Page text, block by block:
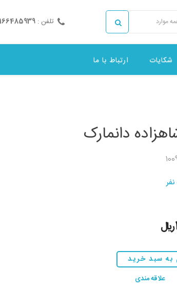
موارد تلفن :
شکایات ارتباط با ما
دانمارک
به سبد خرید
علاقه مندی